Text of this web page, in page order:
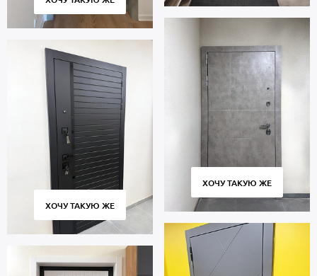
ХОЧУ ТАКУЮ ЖЕ
ХОЧУ ТАКУЮ ЖЕ